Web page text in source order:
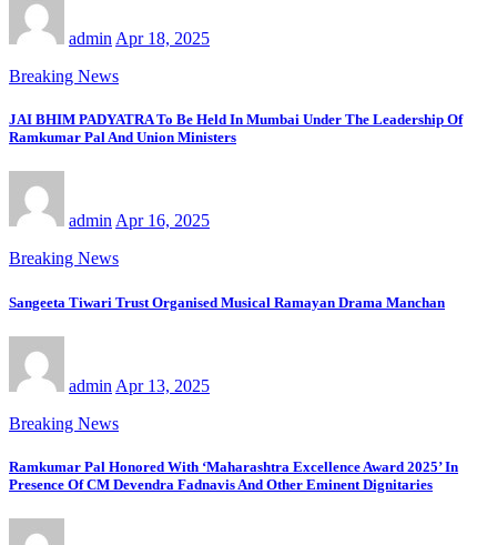
admin Apr 18, 2025
Breaking News
JAI BHIM PADYATRA To Be Held In Mumbai Under The Leadership Of
Ramkumar Pal And Union Ministers
admin Apr 16, 2025
Breaking News
Sangeeta Tiwari Trust Organised Musical Ramayan Drama Manchan
admin Apr 13, 2025
Breaking News
Ramkumar Pal Honored With ‘Maharashtra Excellence Award 2025’ In
Presence Of CM Devendra Fadnavis And Other Eminent Dignitaries